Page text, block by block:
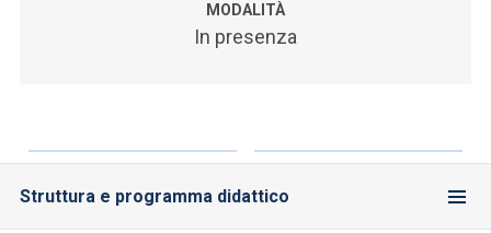
MODALITÀ
In presenza
Struttura e programma didattico